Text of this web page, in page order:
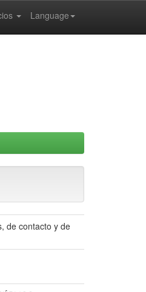
Language
de contacto y de